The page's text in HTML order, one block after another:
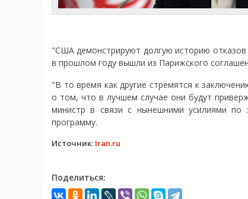
"США демонстрируют долгую историю
в прошлом году вышли из Парижского
"В то время как другие стремятся к
о том, что в лучшем случае они будут
министр в связи с нынешними усилиями по
программу.
Источник: Iran.ru
Поделиться: